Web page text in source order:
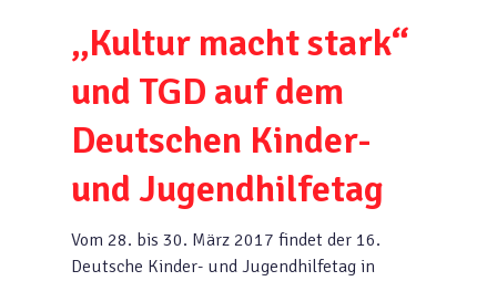
„Kultur macht stark“
und TGD auf dem
Deutschen Kinder-
und Jugendhilfetag
Vom 28. bis 30. März 2017 findet der 16.
Deutsche Kinder- und Jugendhilfetag in